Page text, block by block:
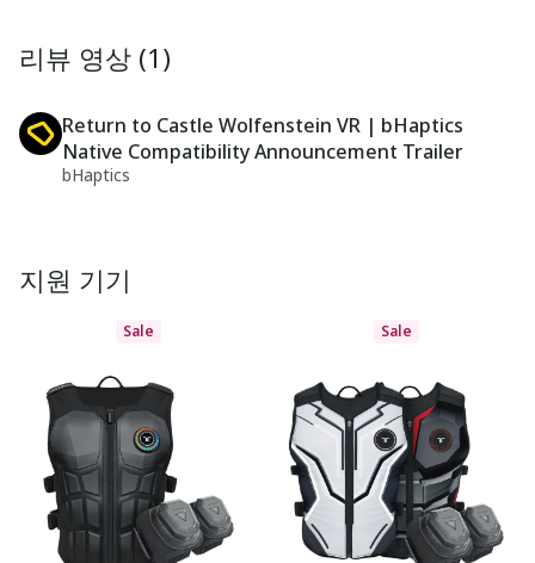
리뷰 영상 (1)
Return to Castle Wolfenstein VR | bHaptics
Native Compatibility Announcement Trailer
bHaptics
지원 기기
Sale Sale